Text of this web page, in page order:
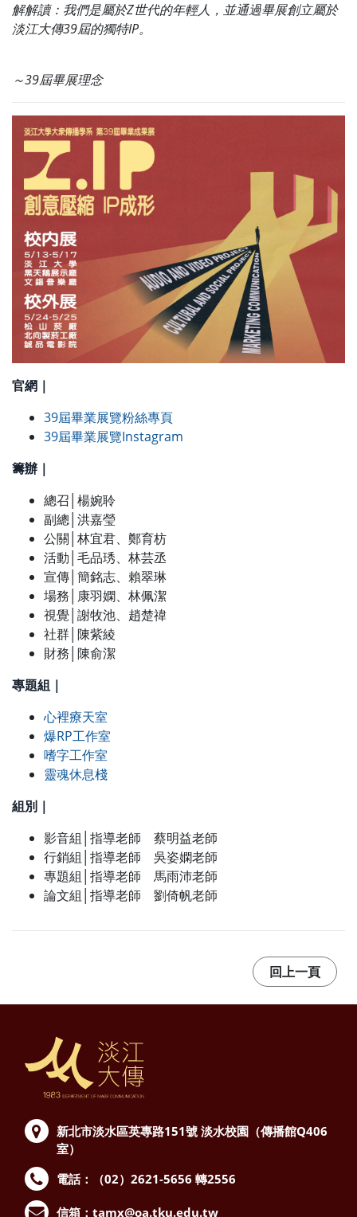
解解讀：我們是屬於Z世代的年輕人，並通過畢展創立屬於
淡江大傳39屆的獨特IP。
～39屆畢展理念
官網｜
39屆畢業展覽粉絲專頁
39屆畢業展覽Instagram
籌辦｜
總召│楊婉聆
副總│洪嘉瑩
公關│林宜君、鄭育枋
活動│毛品琇、林芸丞
宣傳│簡銘志、賴翠琳
場務│康羽嫻、林佩潔
視覺│謝牧池、趙楚禕
社群│陳紫綾
財務│陳俞潔
專題組｜
心裡療天室
爆RP工作室
嗜字工作室
靈魂休息棧
組別｜
影音組│指導老師 蔡明益老師
行銷組│指導老師 吳姿嫻老師
專題組│指導老師 馬雨沛老師
論文組│指導老師 劉倚帆老師
新北市淡水區英專路151號 淡水校園（傳播館Q406
室）
電話：（02）2621-5656 轉2556
信箱： tamx@oa.tku.edu.tw